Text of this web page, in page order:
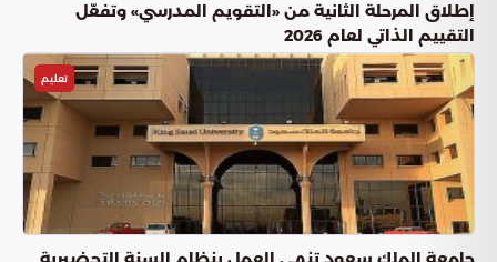
إطلاق المرحلة الثانية من «التقويم المدرسي» وتفعّل
التقييم الذاتي لعام 2026
تعليم